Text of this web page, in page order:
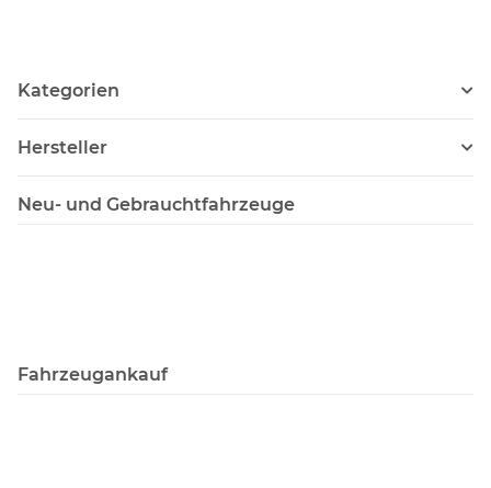
Kategorien
Hersteller
Neu- und Gebrauchtfahrzeuge
Fahrzeugankauf